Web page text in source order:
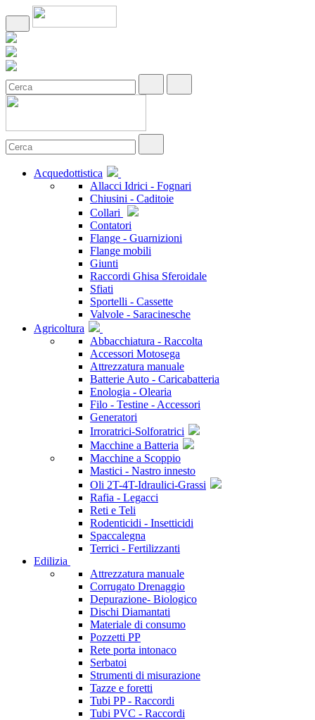
Acquedottistica
Allacci Idrici - Fognari
Chiusini - Caditoie
Collari
Contatori
Flange - Guarnizioni
Flange mobili
Giunti
Raccordi Ghisa Sferoidale
Sfiati
Sportelli - Cassette
Valvole - Saracinesche
Agricoltura
Abbacchiatura - Raccolta
Accessori Motosega
Attrezzatura manuale
Batterie Auto - Caricabatteria
Enologia - Olearia
Filo - Testine - Accessori
Generatori
Irroratrici-Solforatrici
Macchine a Batteria
Macchine a Scoppio
Mastici - Nastro innesto
Oli 2T-4T-Idraulici-Grassi
Rafia - Legacci
Reti e Teli
Rodenticidi - Insetticidi
Spaccalegna
Terrici - Fertilizzanti
Edilizia
Attrezzatura manuale
Corrugato Drenaggio
Depurazione- Biologico
Dischi Diamantati
Materiale di consumo
Pozzetti PP
Rete porta intonaco
Serbatoi
Strumenti di misurazione
Tazze e foretti
Tubi PP - Raccordi
Tubi PVC - Raccordi